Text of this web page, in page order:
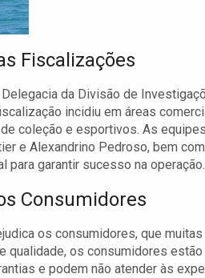
Fiscalizações
da Divisão de
incidiu em áreas
coleção e esportivos. As
e Alexandrino Pedroso, bem
garantir sucesso na operação.
Consumidores
os consumidores, que
qualidade, os consumidores
e podem não atender às